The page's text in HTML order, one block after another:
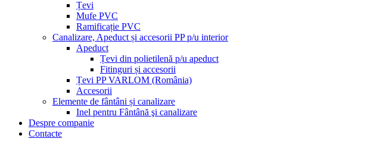
Țevi
Mufe PVC
Ramificație PVC
Canalizare, Apeduct și accesorii PP p/u interior
Apeduct
Țevi din polietilenă p/u apeduct
Fitinguri și accesorii
Țevi PP VARLOM (România)
Accesorii
Elemente de fântâni și canalizare
Inel pentru Fântână şi canalizare
Despre companie
Contacte